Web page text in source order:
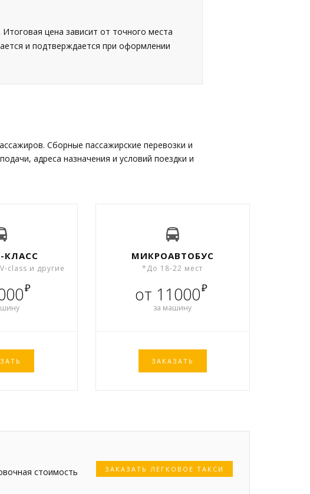
. Итоговая цена зависит от точного места
и подтверждается при оформлении
Сборные пассажирские перевозки и
адреса назначения и условий поездки и
КЛАСС
class и другие
₽
МИКРОАВТОБУС
*До 18-22 мест
от 11000₽
за машину
ЗАКАЗАТЬ
стоимость
ЗАКАЗАТЬ ЛЕГКОВОЕ ТАКСИ